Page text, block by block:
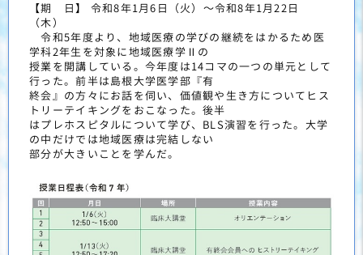
【期 日】 令和8年1月6日（火）～令和8年1月22日
（木）
令和5年度より、地域医療の学びの継続をはかるため医
学科2年生を対象に地域医療学Ⅱの
授業を開講している。今年度は14コマの一つの単元として
行った。前半は島根大学医学部『有
終会』の方々にお話を伺い、価値観や生き方についてヒス
トリーテイキングをおこなった。後半
はプレホスピタルについて学び、BLS演習を行った。大学
の中だけでは地域医療は完結しない
部分が大きいことを学んだ。